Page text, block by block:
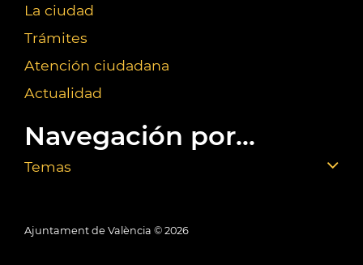
La ciudad
Trámites
Atención ciudadana
Actualidad
Navegación por...
Temas
Ajuntament de València © 2026